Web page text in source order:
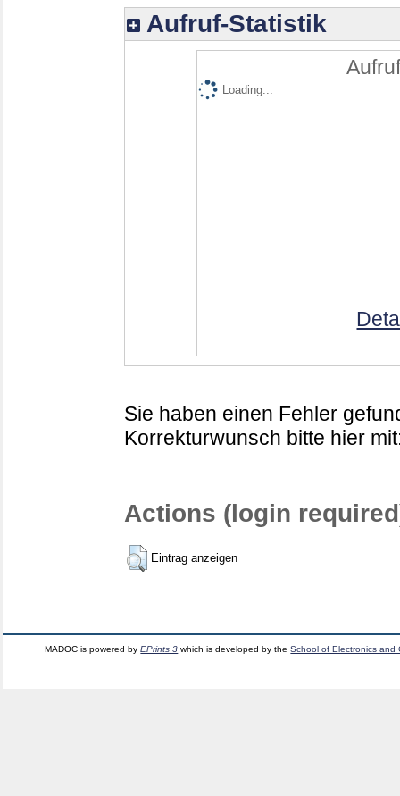
Aufruf-Statistik
Loading...
Sie haben einen Fehler
Korrekturwunsch bitte hier
Actions (login
Eintrag anzeigen
MADOC is powered byEPrints 3 which is developed by theSchool of Electronics and